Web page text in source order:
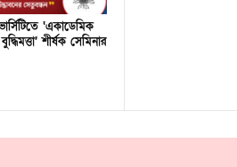
‘একাডেমিক
শীর্ষক সেমিনার